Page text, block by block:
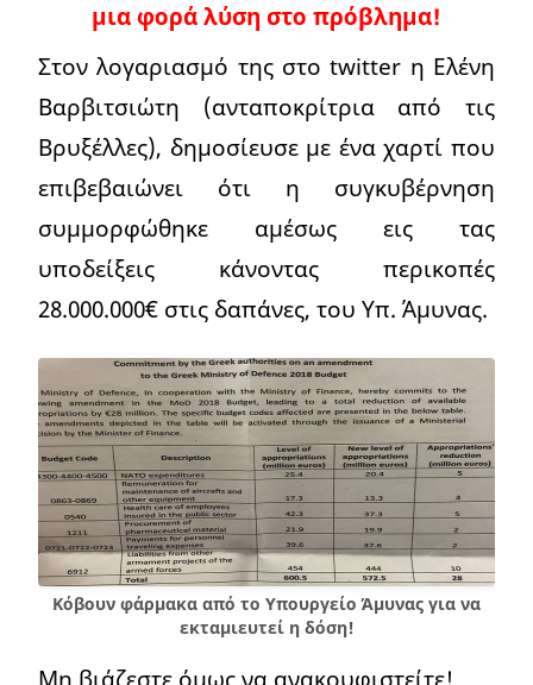
μια φορά λύση στο πρόβλημα!
Στον λογαριασμό της στο twitter η Ελένη
Βαρβιτσιώτη (ανταποκρίτρια από τις
Βρυξέλλες), δημοσίευσε με ένα χαρτί που
επιβεβαιώνει ότι η συγκυβέρνηση
συμμορφώθηκε αμέσως εις τας
υποδείξεις κάνοντας περικοπές
28.000.000€ στις δαπάνες, του Υπ. Άμυνας.
Κόβουν φάρμακα από το Yπουργείο Άμυνας για να
εκταμιευτεί η δόση!